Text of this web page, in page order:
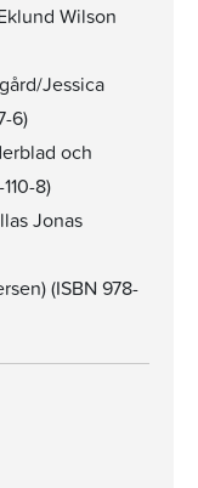
Wilson
Jessica
6)
och
8)
Jonas
(ISBN 978-